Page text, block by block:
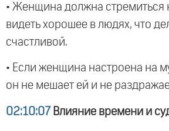
• Женщина должна стремиться
видеть хорошее в людях, что
счастливой.
• Если женщина настроена на
он не мешает ей и не
02:10:07 Влияние времени и